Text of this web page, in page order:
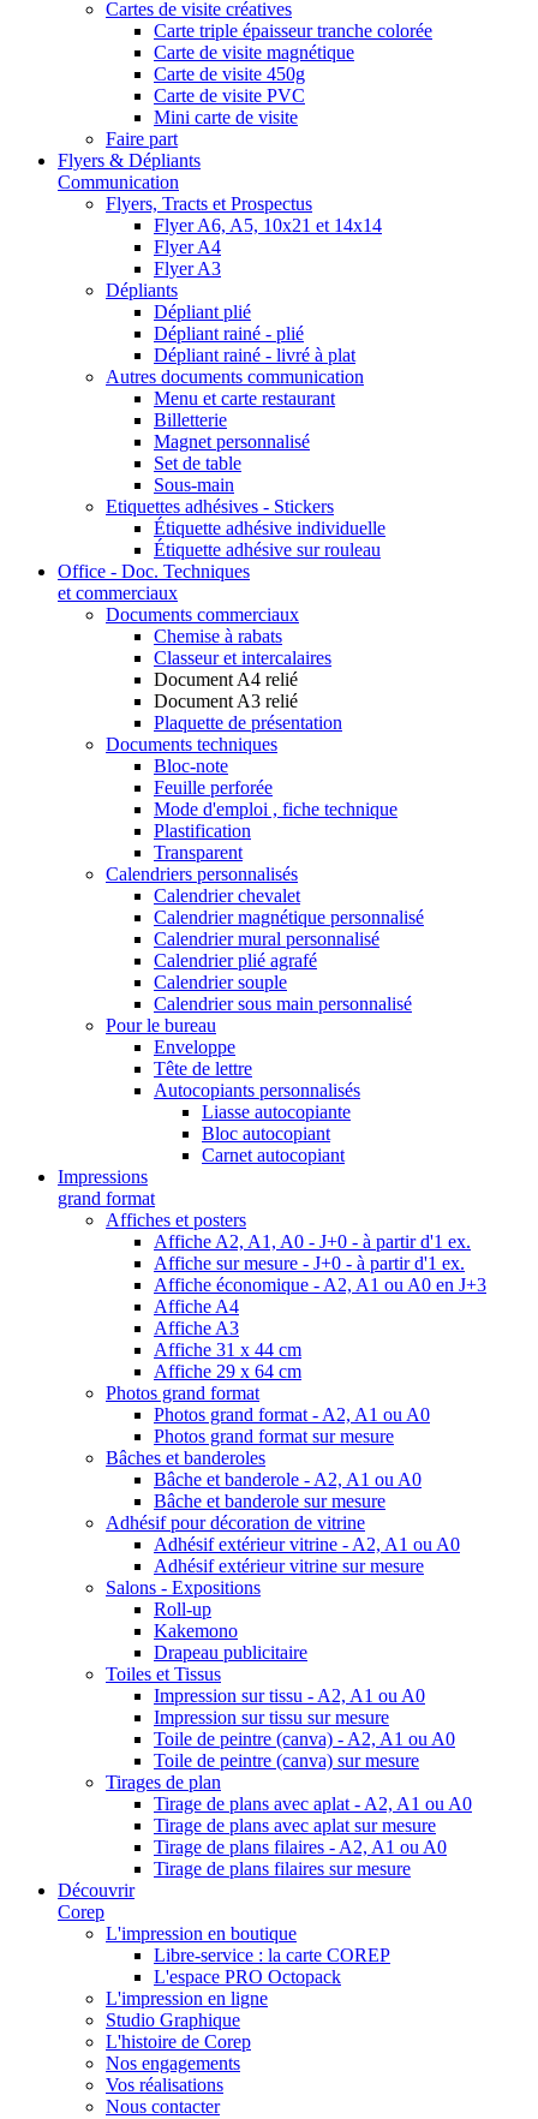
Cartes de visite créatives
Carte triple épaisseur tranche colorée
Carte de visite magnétique
Carte de visite 450g
Carte de visite PVC
Mini carte de visite
Faire part
Flyers & Dépliants
Communication
Flyers, Tracts et Prospectus
Flyer A6, A5, 10x21 et 14x14
Flyer A4
Flyer A3
Dépliants
Dépliant plié
Dépliant rainé - plié
Dépliant rainé - livré à plat
Autres documents communication
Menu et carte restaurant
Billetterie
Magnet personnalisé
Set de table
Sous-main
Etiquettes adhésives - Stickers
Étiquette adhésive individuelle
Étiquette adhésive sur rouleau
Office - Doc. Techniques
et commerciaux
Documents commerciaux
Chemise à rabats
Classeur et intercalaires
Document A4 relié
Document A3 relié
Plaquette de présentation
Documents techniques
Bloc-note
Feuille perforée
Mode d'emploi , fiche technique
Plastification
Transparent
Calendriers personnalisés
Calendrier chevalet
Calendrier magnétique personnalisé
Calendrier mural personnalisé
Calendrier plié agrafé
Calendrier souple
Calendrier sous main personnalisé
Pour le bureau
Enveloppe
Tête de lettre
Autocopiants personnalisés
Liasse autocopiante
Bloc autocopiant
Carnet autocopiant
Impressions
grand format
Affiches et posters
Affiche A2, A1, A0 - J+0 - à partir d'1 ex.
Affiche sur mesure - J+0 - à partir d'1 ex.
Affiche économique - A2, A1 ou A0 en J+3
Affiche A4
Affiche A3
Affiche 31 x 44 cm
Affiche 29 x 64 cm
Photos grand format
Photos grand format - A2, A1 ou A0
Photos grand format sur mesure
Bâches et banderoles
Bâche et banderole - A2, A1 ou A0
Bâche et banderole sur mesure
Adhésif pour décoration de vitrine
Adhésif extérieur vitrine - A2, A1 ou A0
Adhésif extérieur vitrine sur mesure
Salons - Expositions
Roll-up
Kakemono
Drapeau publicitaire
Toiles et Tissus
Impression sur tissu - A2, A1 ou A0
Impression sur tissu sur mesure
Toile de peintre (canva) - A2, A1 ou A0
Toile de peintre (canva) sur mesure
Tirages de plan
Tirage de plans avec aplat - A2, A1 ou A0
Tirage de plans avec aplat sur mesure
Tirage de plans filaires - A2, A1 ou A0
Tirage de plans filaires sur mesure
Découvrir
Corep
L'impression en boutique
Libre-service : la carte COREP
L'espace PRO Octopack
L'impression en ligne
Studio Graphique
L'histoire de Corep
Nos engagements
Vos réalisations
Nous contacter